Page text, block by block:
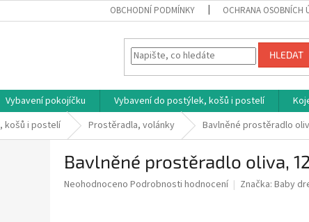
OBCHODNÍ PODMÍNKY OCHRANA OSOBNÍCH
HLEDAT
Vybavení pokojíčku Vybavení do postýlek, košů i postelí
košů i postelí Prostěradla, volánky Bavlněné prostěradlo
Bavlněné prostěradlo oliva,
Průměrné
Neohodnoceno Podrobnosti hodnocení Značka: Baby